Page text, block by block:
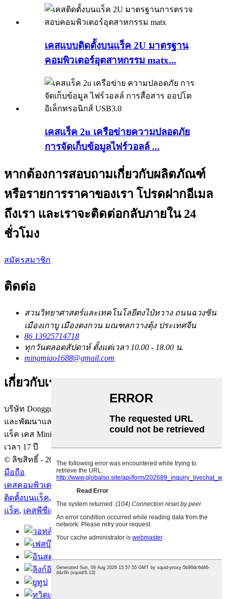
เคสแบบติดตั้งบนแร็ค 2U มาตรฐาน
คอมพิวเตอร์อุตสาหกรรม matx...
เคสแร็ค 2u เครือข่ายความปลอดภัย
การจัดเก็บข้อมูลไฟร์วอลล์ ...
หากต้องการสอบถามเกี่ยวกับผลิตภัณฑ์
หรือรายการราคาของเรา โปรดฝากอีเมล
ถึงเรา และเราจะติดต่อกลับภายใน 24
ชั่วโมง
สมัครสมาชิก
ติดต่อ
สวนวิทยาศาสตร์และเทคโนโลยีตงไป๋หวาง ถนนฉวงซิน
เมืองเกาบู เมืองตงกวน มณฑลกวางตุ้ง ประเทศจีน
86 13925714718
ทุกวันตลอดสัปดาห์ ตั้งแต่เวลา 10.00 - 18.00 น.
mingmiao1688@gmail.com
เกี่ยวกับเรา
บริษัท Dongguan Mingmiao Technology Co., Ltd. เป็นองค์กรวิจัย
และพัฒนาและผลิตที่เน้นในด้านเคสเซิร์ฟเวอร์ เคสพีซีแบบติด
แร็ค เคส Mini ITX เคสพีซีแบบติดผนัง และเคส NAS มาเป็น
เวลา 17 ปี
© ลิขสิทธิ์ - 2010-2025 : สงวนลิขสิทธิ์.
แผนผังเว็บไซต์ -
มือถือ
เคสคอมพิวเตอร์ 4u
ติดตั้งบนแร็ค,
แร็ค, เคสพีซีแบบติดตั้งบนแร็ค